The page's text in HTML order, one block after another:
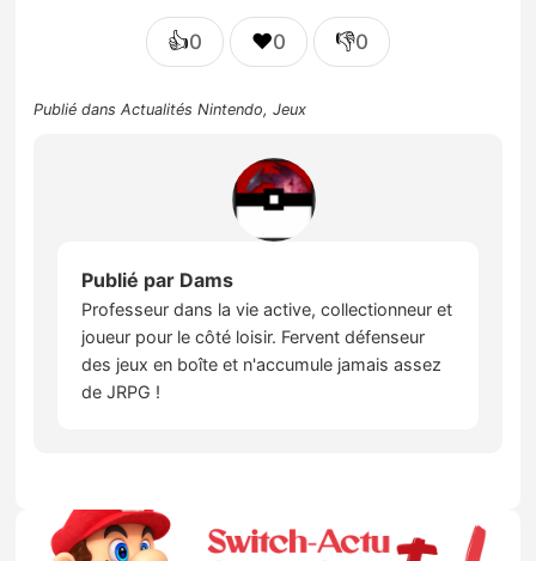
👍0 ❤️0 👎0
Publié dansActualités Nintendo,Jeux
Publié par Dams
Professeur dans la vie active, collectionneur et
joueur pour le côté loisir. Fervent défenseur
des jeux en boîte et n'accumule jamais assez
de JRPG !